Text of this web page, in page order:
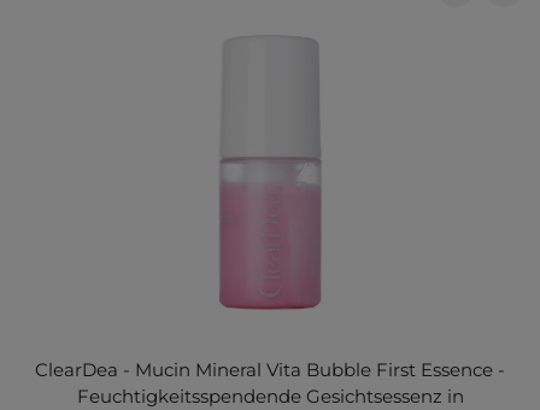
ClearDea - Mucin Mineral Vita Bubble First Essence -
Feuchtigkeitsspendende Gesichtsessenz in